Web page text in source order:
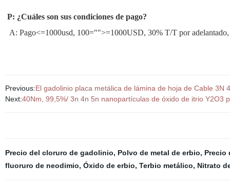
P: ¿Cuáles son sus condiciones de pago?
A: Pago<=1000usd, 100="">=1000USD, 30% T/T por adelantado,
Previous:El gadolinio placa metálica de lámina de hoja de Cable 3N
Next:40Nm, 99,5%/ 3n 4n 5n nanopartículas de óxido de itrio Y2O3
Precio del cloruro de gadolinio, Polvo de metal de erbio, Precio
fluoruro de neodimio, Óxido de erbio, Terbio metálico, Nitrato